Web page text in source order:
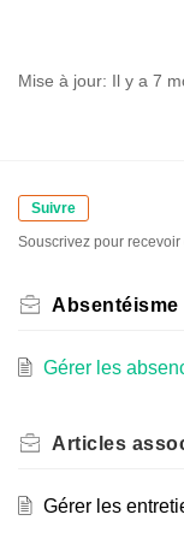
Mise à jour: Il y a 7
Suivre
Souscrivez pour
Absentéisme
Gérer les
Articles
Gérer les